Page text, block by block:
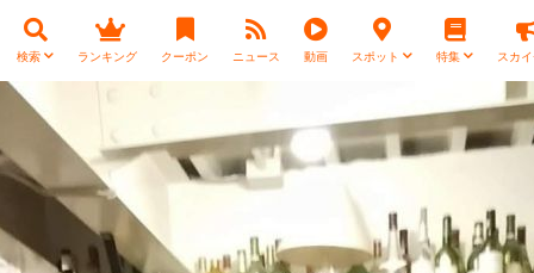
検索 ランキング クーポン ニュース 動画 スポット 特集 スカ